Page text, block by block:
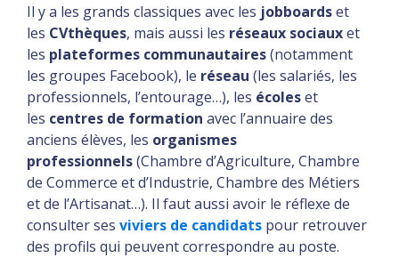
Il y a les grands classiques avec les jobboardset
les CVthèques, mais aussi les réseaux sociauxet
les plateformes communautaires(notamment
les groupes Facebook), le réseau (les salariés, les
professionnels, l’entourage…), les écoleset
les centres de formation avec l’annuaire des
anciens élèves, les organismes
professionnels(Chambre d’Agriculture, Chambre
de Commerce et d’Industrie, Chambre des Métiers
et de l’Artisanat…). Il faut aussi avoir le réflexe de
consulter ses viviers de candidats pour retrouver
des profils qui peuvent correspondre au poste.